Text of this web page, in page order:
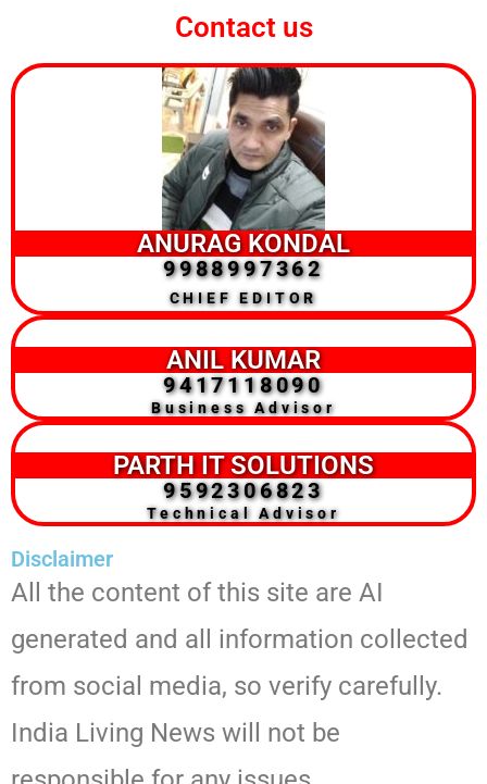
Contact us
ANURAG KONDAL
9988997362
CHIEF EDITOR
ANIL KUMAR
9417118090
Business Advisor
PARTH IT SOLUTIONS
9592306823
Technical Advisor
Disclaimer
All the content of this site are AI
generated and all information collected
from social media, so verify carefully.
India Living News will not be